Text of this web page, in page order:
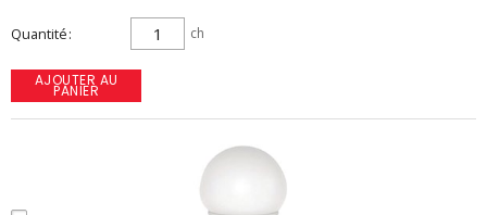
Quantité ch
AJOUTER AU
PANIER